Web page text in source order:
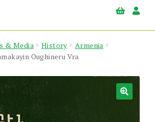
About Us
News & Events
& Media History
Armenia
Oughineru Vra